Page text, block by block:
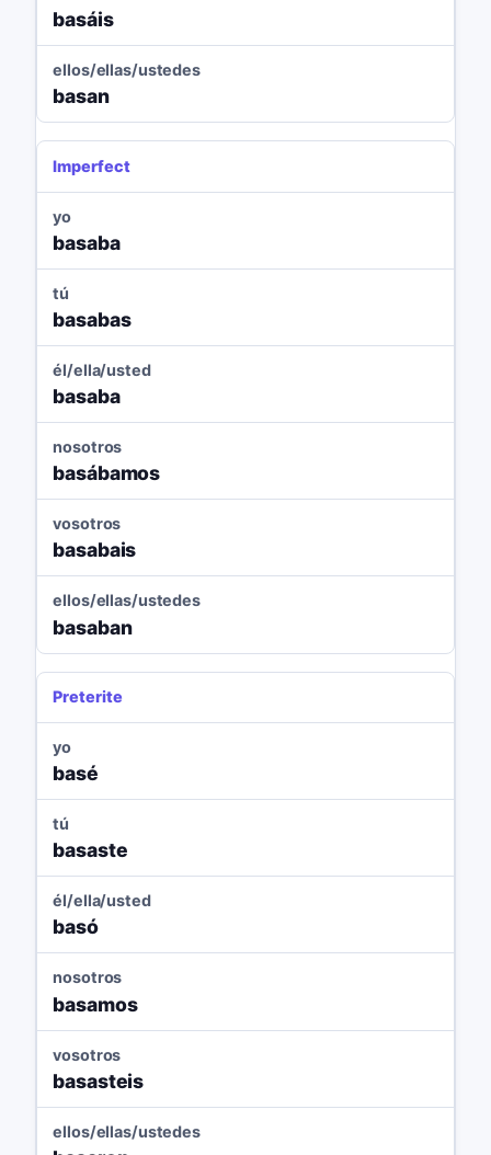
basáis
ellos/ellas/ustedes
basan
Imperfect
yo
basaba
tú
basabas
él/ella/usted
basaba
nosotros
basábamos
vosotros
basabais
ellos/ellas/ustedes
basaban
Preterite
yo
basé
tú
basaste
él/ella/usted
basó
nosotros
basamos
vosotros
basasteis
ellos/ellas/ustedes